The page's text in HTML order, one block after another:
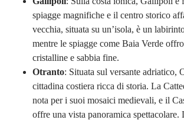
spiagge magnifiche e il centro storico
vecchia, situata su un’isola, è un
mentre le spiagge come Baia Verde
cristalline e sabbia fine.
Otranto: Situata sul versante adriatico,
cittadina costiera ricca di storia. La
nota per i suoi mosaici medievali, e il
offre una vista panoramica spettacolare.